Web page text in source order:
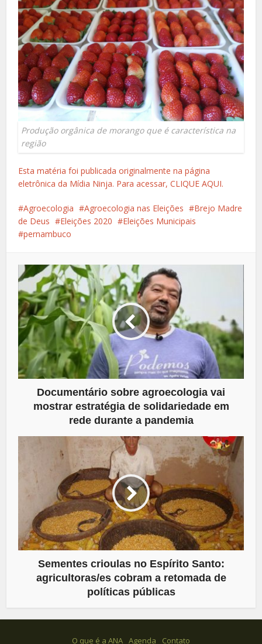
Produção orgânica de morango que é característica na
região
Esta matéria foi publicada originalmente na página
eletrônica da Mídia Ninja. Para acessar, CLIQUE AQUI.
Agroecologia Agroecologia nas Eleições
Brejo Madre
de Deus
Eleições 2020
Eleições Municipais
pernambuco
Documentário sobre agroecologia vai
mostrar estratégia de solidariedade em
rede durante a pandemia
Sementes crioulas no Espírito Santo:
agricultoras/es cobram a retomada de
políticas públicas
O que é a ANA Agenda Contato